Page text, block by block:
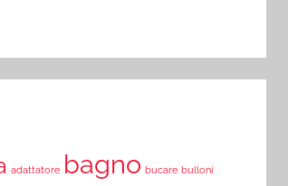
adattatore bagno bucare bulloni